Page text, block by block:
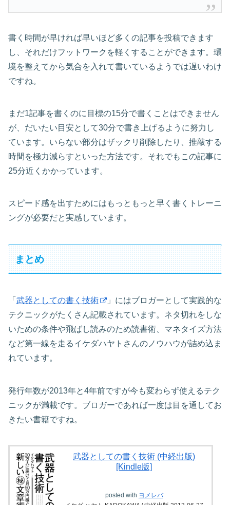
書く時間が早ければ早いほど多くの記事を投稿できます
し、それだけフットワークを軽くすることができます。環
境を整えてから気合を入れて書いているようでは遅いわけ
ですね。
まだ1記事を書くのに目標の15分で書くことはできません
が、だいたい目安として30分で書き上げるように努力し
ています。いらない部分はザックリ削除したり、推敲する
時間を極力減らすといった方法です。それでもこの記事に
25分近くかかっています。
スピード感を出すためにはもっともっと早く書くトレーニ
ングが必要だと実感しています。
まとめ
「 武器としての書く技術
」にはブロガーとして実践的な
テクニックがたくさん記載されています。ネタ切れをしな
いための条件や飛ばし読みのため読書術、マネタイズ方法
など第一線を走るイケダハヤトさんのノウハウが詰め込ま
れています。
発行年数が2013年と4年前ですが今も変わらず使えるテク
ニックが満載です。ブロガーであれば一度は目を通してお
きたい書籍ですね。
武器としての書く技術 (中経出版)
[Kindle版]
posted with ヨメレバ